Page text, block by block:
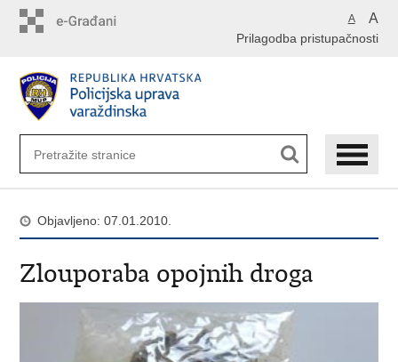
A A
Prilagodba pristupačnosti
Objavljeno: 07.01.2010.
Zlouporaba opojnih droga